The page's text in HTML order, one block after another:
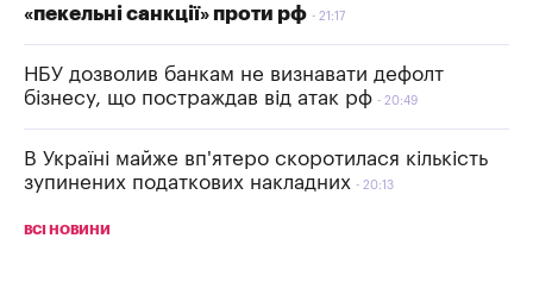
«пекельні санкції» проти рф 21:17
НБУ дозволив банкам не визнавати дефолт
бізнесу, що постраждав від атак рф
20:49
В Україні майже вп'ятеро скоротилася кількість
зупинених податкових накладних
20:13
ВСІ НОВИНИ